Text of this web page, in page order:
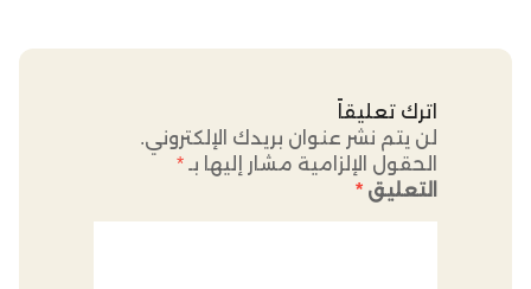
اترك تعليقاً
لن يتم نشر عنوان بريدك الإلكتروني.
الحقول الإلزامية مشار إليها بـ *
التعليق *